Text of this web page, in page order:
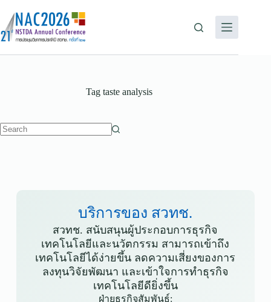
Tag taste analysis
บริการของ สวทช.
สวทช. สนับสนุนผู้ประกอบการธุรกิจ
เทคโนโลยีและนวัตกรรม สามารถเข้าถึง
เทคโนโลยีได้ง่ายขึ้น ลดความเสี่ยงของการ
ลงทุนวิจัยพัฒนา และเข้าใจการทำธุรกิจ
เทคโนโลยีดียิ่งขึ้น
ฝ่ายธุรกิจสัมพันธ์: